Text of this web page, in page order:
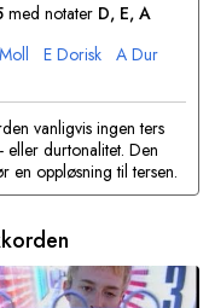
med notater D, E, A
Moll E Dorisk A Dur
vanligvis ingen ters
durtonalitet. Den
en oppløsning til tersen.